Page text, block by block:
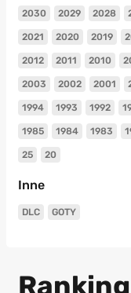
2030 2029 2028
2021 2020 2019
2012 2011 2010
2003 2002 2001
1994 1993 1992
1985 1984 1983
25 20
Inne
DLC GOTY